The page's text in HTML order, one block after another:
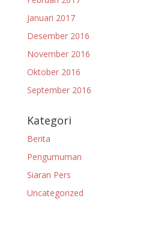
Januari 2017
Desember 2016
November 2016
Oktober 2016
September 2016
Kategori
Berita
Pengumuman
Siaran Pers
Uncategorized